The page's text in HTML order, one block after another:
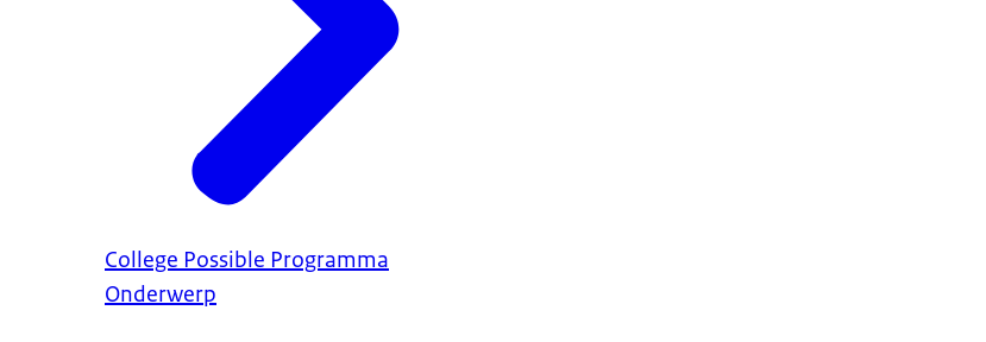
College Possible Programma
Onderwerp